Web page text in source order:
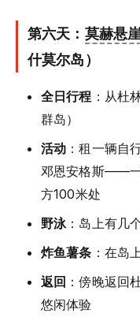
第六天： 莫赫悬
什莫尔岛）
全日行程 ：从杜
群岛）
活动 ：租一辆自
邓恩安格斯——一
方100米处
野泳：岛上有几
炸鱼薯条 ：在岛
返回 ：傍晚返回
悠闲体验